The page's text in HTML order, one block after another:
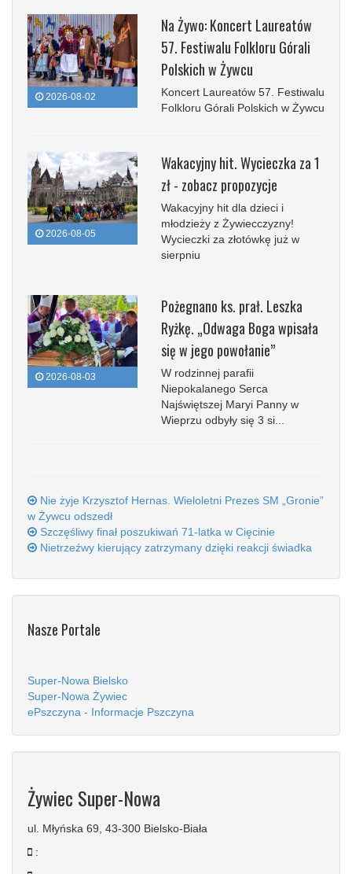
2026-08-02
Na Żywo: Koncert Laureatów
57. Festiwalu Folkloru Górali
Polskich w Żywcu
Koncert Laureatów 57. Festiwalu
Folkloru Górali Polskich w Żywcu
2026-08-05
Wakacyjny hit. Wycieczka za 1
zł - zobacz propozycje
Wakacyjny hit dla dzieci i
młodzieży z Żywiecczyzny!
Wycieczki za złotówkę już w
sierpniu
2026-08-03
Pożegnano ks. prał. Leszka
Ryżkę. „Odwaga Boga wpisała
się w jego powołanie”
W rodzinnej parafii
Niepokalanego Serca
Najświętszej Maryi Panny w
Wieprzu odbyły się 3 si...
Nie żyje Krzysztof Hernas. Wieloletni Prezes SM „Gronie”
w Żywcu odszedł
Szczęśliwy finał poszukiwań 71-latka w Cięcinie
Nietrzeźwy kierujący zatrzymany dzięki reakcji świadka
Nasze Portale
Super-Nowa Bielsko
Super-Nowa Żywiec
ePszczyna - Informacje Pszczyna
Żywiec Super-Nowa
ul. Młyńska 69, 43-300 Bielsko-Biała
: